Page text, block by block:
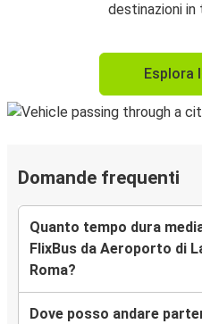
destinazioni
Esplora
Domande frequenti
Quanto tempo dura
FlixBus da Aeroporto di
Roma?
Dove posso andare